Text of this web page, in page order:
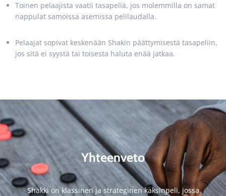
Toinen pelaajista vaatii tasapeliä, jos molemmilla on samat
nappulat samoissa asemissa pelilaudalla.
Pelaajat sopivat keskenään Shakin päättymisestä tasapeliin,
jos sitä ei syystä tai toisesta haluta enää jatkaa.
Yhteenveto
Shakki on klassinen ja strateginen kaksinpeli, jossa